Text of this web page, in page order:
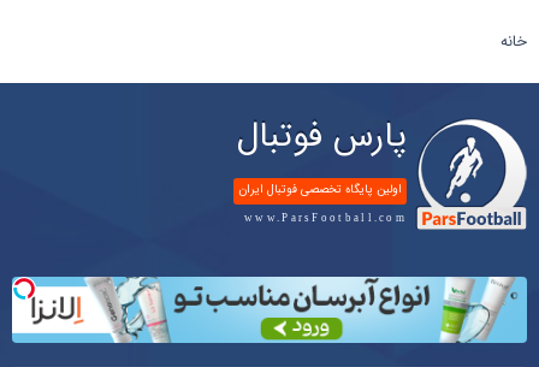
خانه
پارس فوتبال
اولین پایگاه تخصصی فوتبال ایران
www.ParsFootball.com